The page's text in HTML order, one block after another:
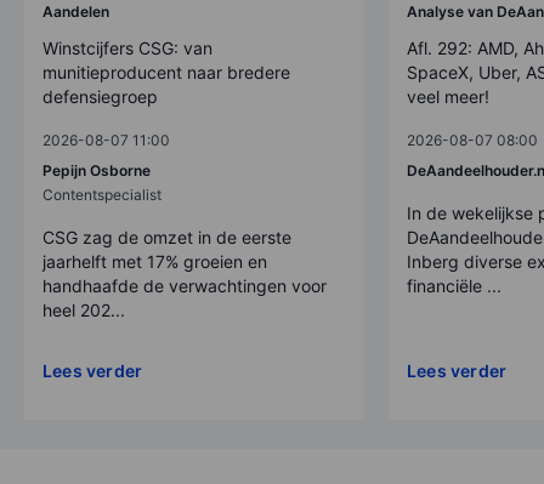
Aandelen
Winstcijfers CSG: van
munitieproducent naar bredere
defensiegroep
2026-08-07 11:00
Pepijn Osborne
Contentspecialist
CSG zag de omzet in de eerste
jaarhelft met 17% groeien en
handhaafde de verwachtingen voor
heel 202...
Lees verder
Analyse van
Afl. 292: AMD,
SpaceX, Uber,
veel meer!
2026-08-07 08:00
In de wekelijkse
Inberg diverse
financiële ...
Lees verder